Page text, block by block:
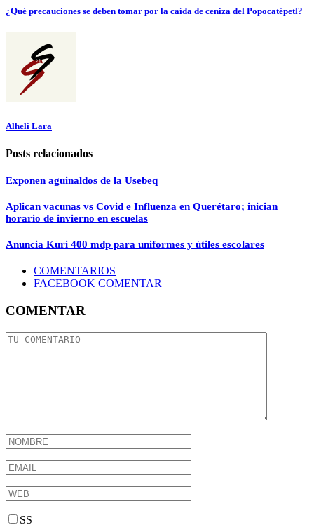
¿Qué precauciones se deben tomar por la caída de ceniza del Popocatépetl?
Alheli Lara
Posts relacionados
Exponen aguinaldos de la Usebeq
Aplican vacunas vs Covid e Influenza en Querétaro; inician
horario de invierno en escuelas
Anuncia Kuri 400 mdp para uniformes y útiles escolares
COMENTARIOS
FACEBOOK COMENTAR
COMENTAR
SS